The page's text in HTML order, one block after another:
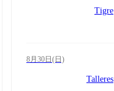
Tigre
8月30日(日)
Talleres